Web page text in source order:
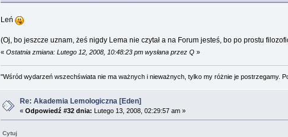
Leń
(Oj, bo jeszcze uznam, żeś nigdy Lema nie czytał a na Forum jesteś, bo po prostu
« Ostatnia zmiana: Lutego 12, 2008, 10:48:23 pm wysłana przez Q»
"Wśród wydarzeń wszechświata nie ma ważnych i nieważnych, tylko my różnie je postrzegamy.
Re: Akademia Lemologiczna [Eden]
« Odpowiedź #32 dnia: Lutego 13, 2008, 02:29:57 am »
Cytuj